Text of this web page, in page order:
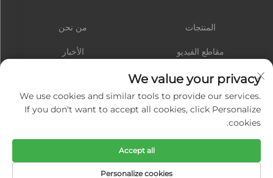
المنتجات من نحن
مقاطع الفيديو الأخبار
اتصل بنا
We value your privacy
We use cookies and similar tools to provide our services.
If you don't want to accept all cookies, click Personalize
cookies.
Personalize cookies
Accept all